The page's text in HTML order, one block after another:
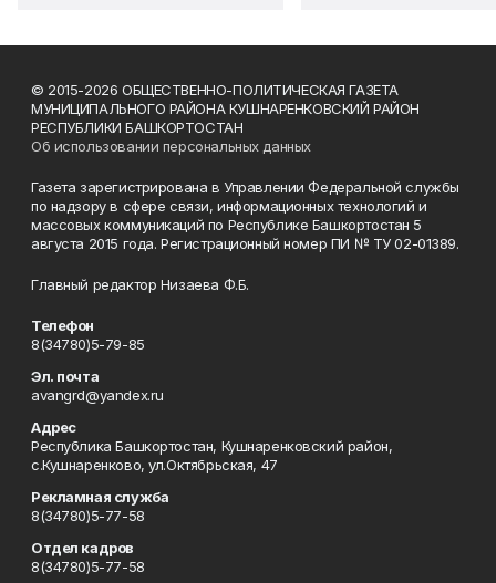
© 2015-2026 ОБЩЕСТВЕННО-ПОЛИТИЧЕСКАЯ ГАЗЕТА
МУНИЦИПАЛЬНОГО РАЙОНА КУШНАРЕНКОВСКИЙ РАЙОН
РЕСПУБЛИКИ БАШКОРТОСТАН
Об использовании персональных данных
Газета зарегистрирована в Управлении Федеральной службы
по надзору в сфере связи, информационных технологий и
массовых коммуникаций по Республике Башкортостан 5
августа 2015 года. Регистрационный номер ПИ № ТУ 02-01389.
Главный редактор Низаева Ф.Б.
Телефон
8(34780)5-79-85
Эл. почта
avangrd@yandex.ru
Адрес
Республика Башкортостан, Кушнаренковский район,
с.Кушнаренково, ул.Октябрьская, 47
Рекламная служба
8(34780)5-77-58
Отдел кадров
8(34780)5-77-58